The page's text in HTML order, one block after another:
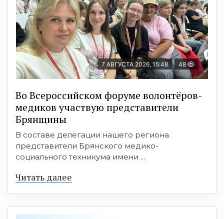
7 АВГУСТА 2026, 15:48 48
Во Всероссийском форуме волонтёров-
медиков участвую представители
Брянщины
В составе делегации нашего региона
представители Брянского медико-
социального техникума имени ...
Читать далее